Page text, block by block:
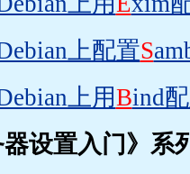
上配置S
上用Bind
器设置入门》系